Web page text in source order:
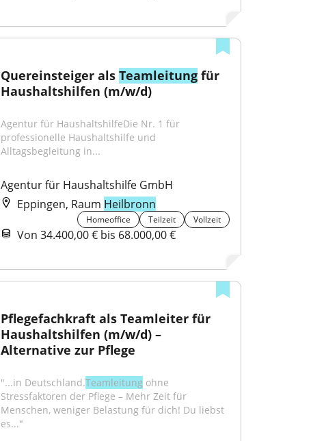
Quereinsteiger als Teamleitung für
Haushaltshilfen (m/w/d)
Agentur für HaushaltshilfeDie Nr. 1 für
professionelle Haushaltshilfe und
Alltagsbegleitung in...
Agentur für Haushaltshilfe GmbH
Eppingen, Raum Heilbronn
Homeoffice Teilzeit Vollzeit
Von 34.400,00 € bis 68.000,00 €
Pflegefachkraft als Teamleiter für
Haushaltshilfen (m/w/d) –
Alternative zur Pflege
"...in Deutschland.Teamleitung ohne
Stressfaktoren der Pflege – Mehr Zeit für
Menschen, weniger Belastung für dich! Du liebst
es..."